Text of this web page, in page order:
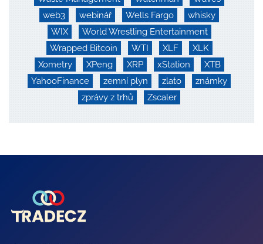
web3
webinář Wells Fargo
whisky
WIX
World Wrestling Entertainment
Wrapped Bitcoin
WTI XLF
XLK
Xometry
XPeng XRP xStation
XTB
YahooFinance
zemní plyn zlato
známky
zprávy z trhů
Zscaler